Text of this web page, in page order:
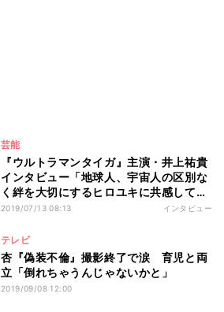
芸能
『ウルトラマンタイガ』主演・井上祐貴
インタビュー「地球人、宇宙人の区別な
く絆を大切にするヒロユキに共感してほ
しい」
2019/07/13 08:13 インタビュー
テレビ
杏『偽装不倫』撮影終了で涙 育児と両
立「倒れちゃうんじゃないかと」
2019/09/08 12:00